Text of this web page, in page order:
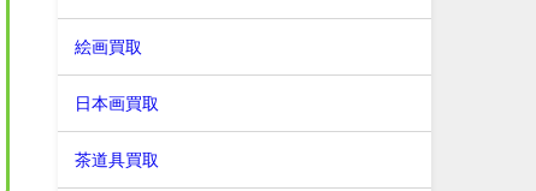
絵画買取
日本画買取
茶道具買取